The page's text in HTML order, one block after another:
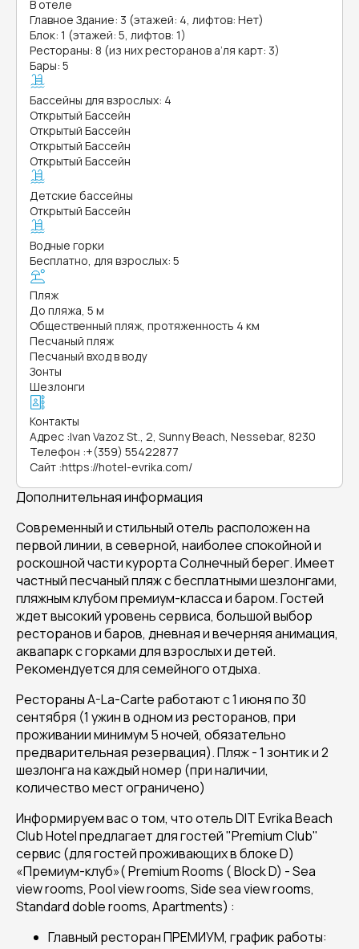
В отеле
Главное Здание: 3 (этажей: 4, лифтов: Нет)
Блок: 1 (этажей: 5, лифтов: 1)
Рестораны: 8 (из них ресторанов а’ля карт: 3)
Бары: 5
Бассейны для взрослых: 4
Открытый Бассейн
Открытый Бассейн
Открытый Бассейн
Открытый Бассейн
Детские бассейны
Открытый Бассейн
Водные горки
Бесплатно, для взрослых: 5
Пляж
До пляжа, 5 м
Общественный пляж, протяженность 4 км
Песчаный пляж
Песчаный вход в воду
Зонты
Шезлонги
Контакты
Адрес :Ivan Vazoz St., 2, Sunny Beach, Nessebar, 8230
Телефон :+(359) 55422877
Сайт :https://hotel-evrika.com/
Дополнительная информация
Современный и стильный отель расположен на
первой линии, в северной, наиболее спокойной и
роскошной части курорта Солнечный берег. Имеет
частный песчаный пляж с бесплатными шезлонгами,
пляжным клубом премиум-класса и баром. Гостей
ждет высокий уровень сервиса, большой выбор
ресторанов и баров, дневная и вечерняя анимация,
аквапарк с горками для взрослых и детей.
Рекомендуется для семейного отдыха.
Рестораны A-La-Carte работают с 1 июня по 30
сентября (1 ужин в одном из ресторанов, при
проживании минимум 5 ночей, обязательно
предварительная резервация). Пляж - 1 зонтик и 2
шезлонга на каждый номер (при наличии,
количество мест ограничено)
Информируем вас о том, что отель DIT Evrika Beach
Club Hotel предлагает для гостей "Premium Club"
сервис (для гостей проживающих в блоке D)
«Премиум-клуб»( Premium Rooms ( Block D) - Sea
view rooms, Pool view rooms, Side sea view rooms,
Standard doble rooms, Apartments) :
Главный ресторан ПРЕМИУМ, график работы: